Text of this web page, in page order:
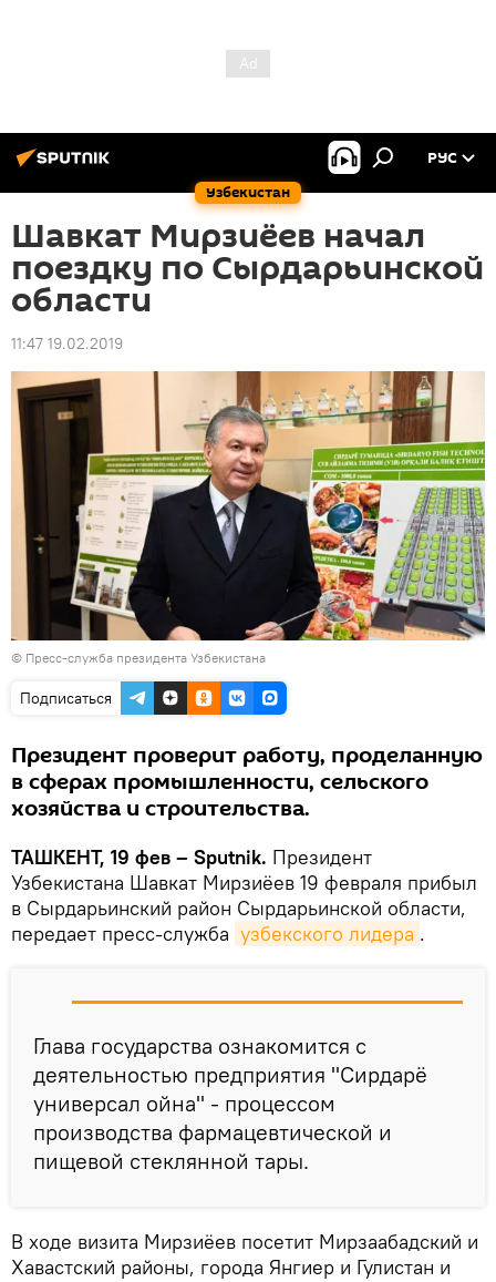
Узбекистан
РУС
Шавкат Мирзиёев начал
поездку по Сырдарьинской
области
11:47 19.02.2019
© Пресс-служба президента Узбекистана
Подписаться
Президент проверит работу, проделанную
в сферах промышленности, сельского
хозяйства и строительства.
ТАШКЕНТ, 19 фев – Sputnik. Президент
Узбекистана Шавкат Мирзиёев 19 февраля прибыл
в Сырдарьинский район Сырдарьинской области,
передает пресс-служба узбекского лидера .
Глава государства ознакомится с
деятельностью предприятия "Сирдарё
универсал ойна" - процессом
производства фармацевтической и
пищевой стеклянной тары.
В ходе визита Мирзиёев посетит Мирзаабадский и
Хавастский районы, города Янгиер и Гулистан и